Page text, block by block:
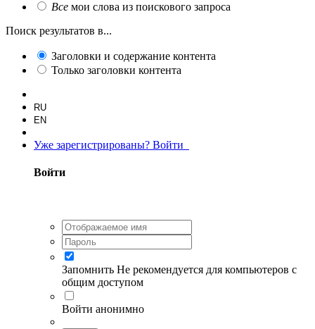
Все мои слова из поискового запроса
Поиск результатов в...
Заголовки и содержание контента
Только заголовки контента
RU
EN
Уже зарегистрированы? Войти
Войти
Запомнить Не рекомендуется для компьютеров с
общим доступом
Войти анонимно